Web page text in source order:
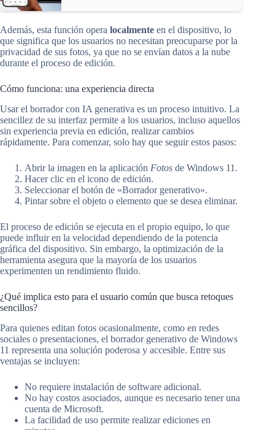
Además, esta función opera localmente en el dispositivo, lo
que significa que los usuarios no necesitan preocuparse por la
privacidad de sus fotos, ya que no se envían datos a la nube
durante el proceso de edición.
Cómo funciona: una experiencia directa
Usar el borrador con IA generativa es un proceso intuitivo. La
sencillez de su interfaz permite a los usuarios, incluso aquellos
sin experiencia previa en edición, realizar cambios
rápidamente. Para comenzar, solo hay que seguir estos pasos:
Abrir la imagen en la aplicación Fotos de Windows 11.
Hacer clic en el icono de edición.
Seleccionar el botón de «Borrador generativo».
Pintar sobre el objeto o elemento que se desea eliminar.
El proceso de edición se ejecuta en el propio equipo, lo que
puede influir en la velocidad dependiendo de la potencia
gráfica del dispositivo. Sin embargo, la optimización de la
herramienta asegura que la mayoría de los usuarios
experimenten un rendimiento fluido.
¿Qué implica esto para el usuario común que busca retoques
sencillos?
Para quienes editan fotos ocasionalmente, como en redes
sociales o presentaciones, el borrador generativo de Windows
11 representa una solución poderosa y accesible. Entre sus
ventajas se incluyen:
No requiere instalación de software adicional.
No hay costos asociados, aunque es necesario tener una
cuenta de Microsoft.
La facilidad de uso permite realizar ediciones en